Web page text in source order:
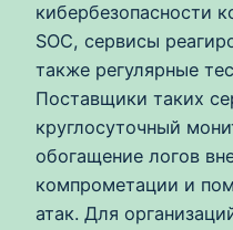
кибербезопасности
SOC, сервисы
также регулярные
Поставщики таких
круглосуточный
обогащение логов
компрометации и
атак. Для